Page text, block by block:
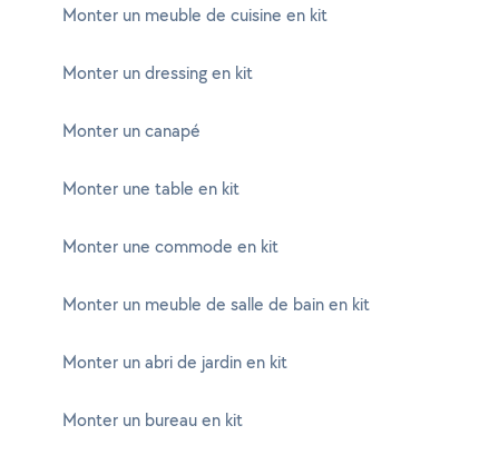
Monter un meuble de cuisine en kit
Monter un dressing en kit
Monter un canapé
Monter une table en kit
Monter une commode en kit
Monter un meuble de salle de bain en kit
Monter un abri de jardin en kit
Monter un bureau en kit